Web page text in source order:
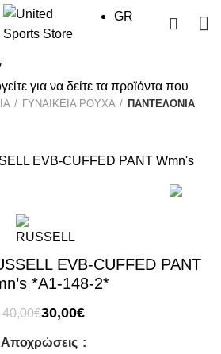
GR
ΓΥΝΑΙΚΕΙΑ ΡΟΥΧΑ ΠΑΝΤΕΛΟΝΙΑ
EVB-CUFFED PANT
*A1-148-2*
40,00€Original
was:
30,00€Η
τιμή
Αποχρώσεις
για να δείτε τα προϊόντα που